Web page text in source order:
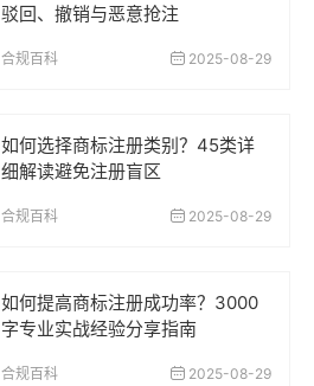
驳回、撤销与恶意抢注
合规百科 2025-08-29
如何选择商标注册类别？45类详
细解读避免注册盲区
合规百科 2025-08-29
如何提高商标注册成功率？3000
字专业实战经验分享指南
合规百科 2025-08-29